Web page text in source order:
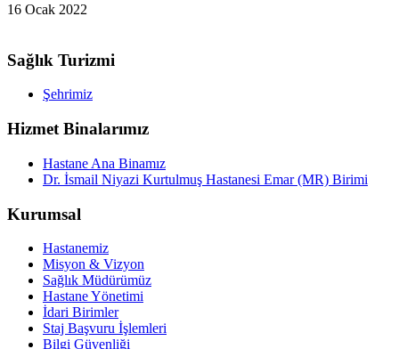
16 Ocak 2022
Sağlık Turizmi
Şehrimiz
Hizmet Binalarımız
Hastane Ana Binamız
Dr. İsmail Niyazi Kurtulmuş Hastanesi Emar (MR) Birimi
Kurumsal
Hastanemiz
Misyon & Vizyon
Sağlık Müdürümüz
Hastane Yönetimi
İdari Birimler
Staj Başvuru İşlemleri
Bilgi Güvenliği